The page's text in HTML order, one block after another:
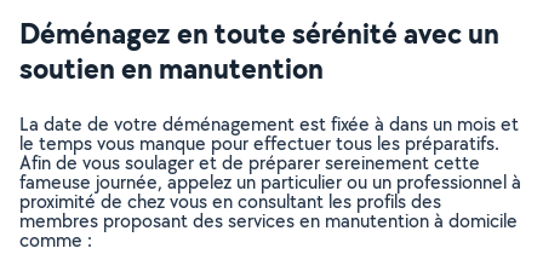
Déménagez en toute sérénité avec un
soutien en manutention
La date de votre déménagement est fixée à dans un mois et
le temps vous manque pour effectuer tous les préparatifs.
Afin de vous soulager et de préparer sereinement cette
fameuse journée, appelez un particulier ou un professionnel à
proximité de chez vous en consultant les profils des
membres proposant des services en manutention à domicile
comme :